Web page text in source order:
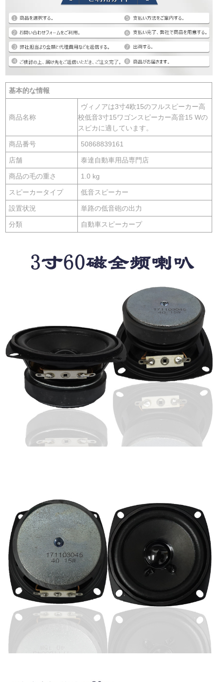
基本的な情報
商品名称
ヴィノアは3寸4欧15のフルスピーカー高
校低音3寸15ワゴンスピーカー高音15 Wの
スピカに適しています。
商品番号 50868839161
店舗 泰達自動車用品専門店
商品の毛の重さ 1.0 kg
スピーカータイプ 低音スピーカー
設置状況 単路の低音砲の出力
分類 自動車スピーカープ